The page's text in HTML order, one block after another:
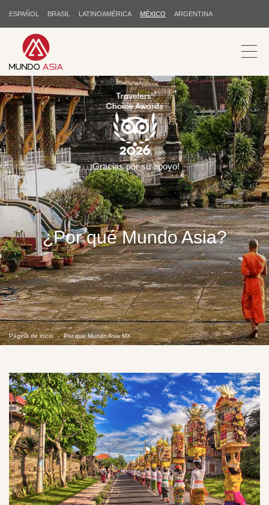
ESPAÑOL BRASIL LATINOAMÉRICA MÉXICO ARGENTINA
¿Por qué Mundo Asia?
Página de inicio Por que Mundo Asia MX
¡Gracias por su apoyo!